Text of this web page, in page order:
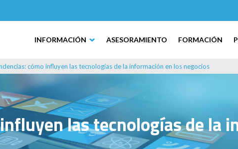
INFORMACIÓN ASESORAMIENTO FORMACIÓN
cómo influyen las tecnologías de la información en los negocios
las tecnologías de la